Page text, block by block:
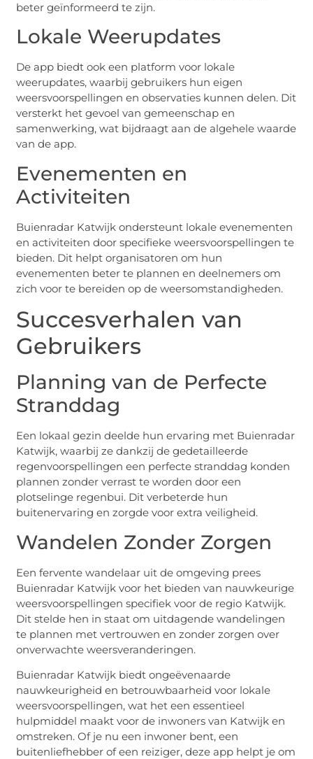
beter geïnformeerd te zijn.
Lokale Weerupdates
De app biedt ook een platform voor lokale
weerupdates, waarbij gebruikers hun eigen
weersvoorspellingen en observaties kunnen delen. Dit
versterkt het gevoel van gemeenschap en
samenwerking, wat bijdraagt aan de algehele waarde
van de app.
Evenementen en
Activiteiten
Buienradar Katwijk ondersteunt lokale evenementen
en activiteiten door specifieke weersvoorspellingen te
bieden. Dit helpt organisatoren om hun
evenementen beter te plannen en deelnemers om
zich voor te bereiden op de weersomstandigheden.
Succesverhalen van
Gebruikers
Planning van de Perfecte
Stranddag
Een lokaal gezin deelde hun ervaring met Buienradar
Katwijk, waarbij ze dankzij de gedetailleerde
regenvoorspellingen een perfecte stranddag konden
plannen zonder verrast te worden door een
plotselinge regenbui. Dit verbeterde hun
buitenervaring en zorgde voor extra veiligheid.
Wandelen Zonder Zorgen
Een fervente wandelaar uit de omgeving prees
Buienradar Katwijk voor het bieden van nauwkeurige
weersvoorspellingen specifiek voor de regio Katwijk.
Dit stelde hen in staat om uitdagende wandelingen
te plannen met vertrouwen en zonder zorgen over
onverwachte weersveranderingen.
Buienradar Katwijk biedt ongeëvenaarde
nauwkeurigheid en betrouwbaarheid voor lokale
weersvoorspellingen, wat het een essentieel
hulpmiddel maakt voor de inwoners van Katwijk en
omstreken. Of je nu een inwoner bent, een
buitenliefhebber of een reiziger, deze app helpt je om